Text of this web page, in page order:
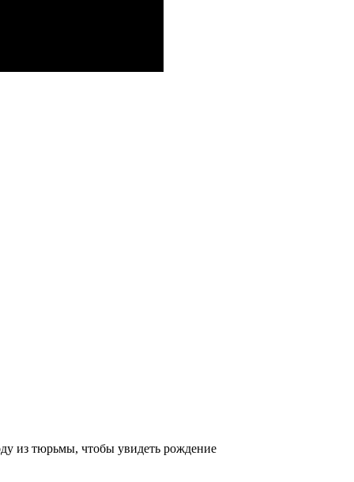
из тюрьмы, чтобы увидеть рождение